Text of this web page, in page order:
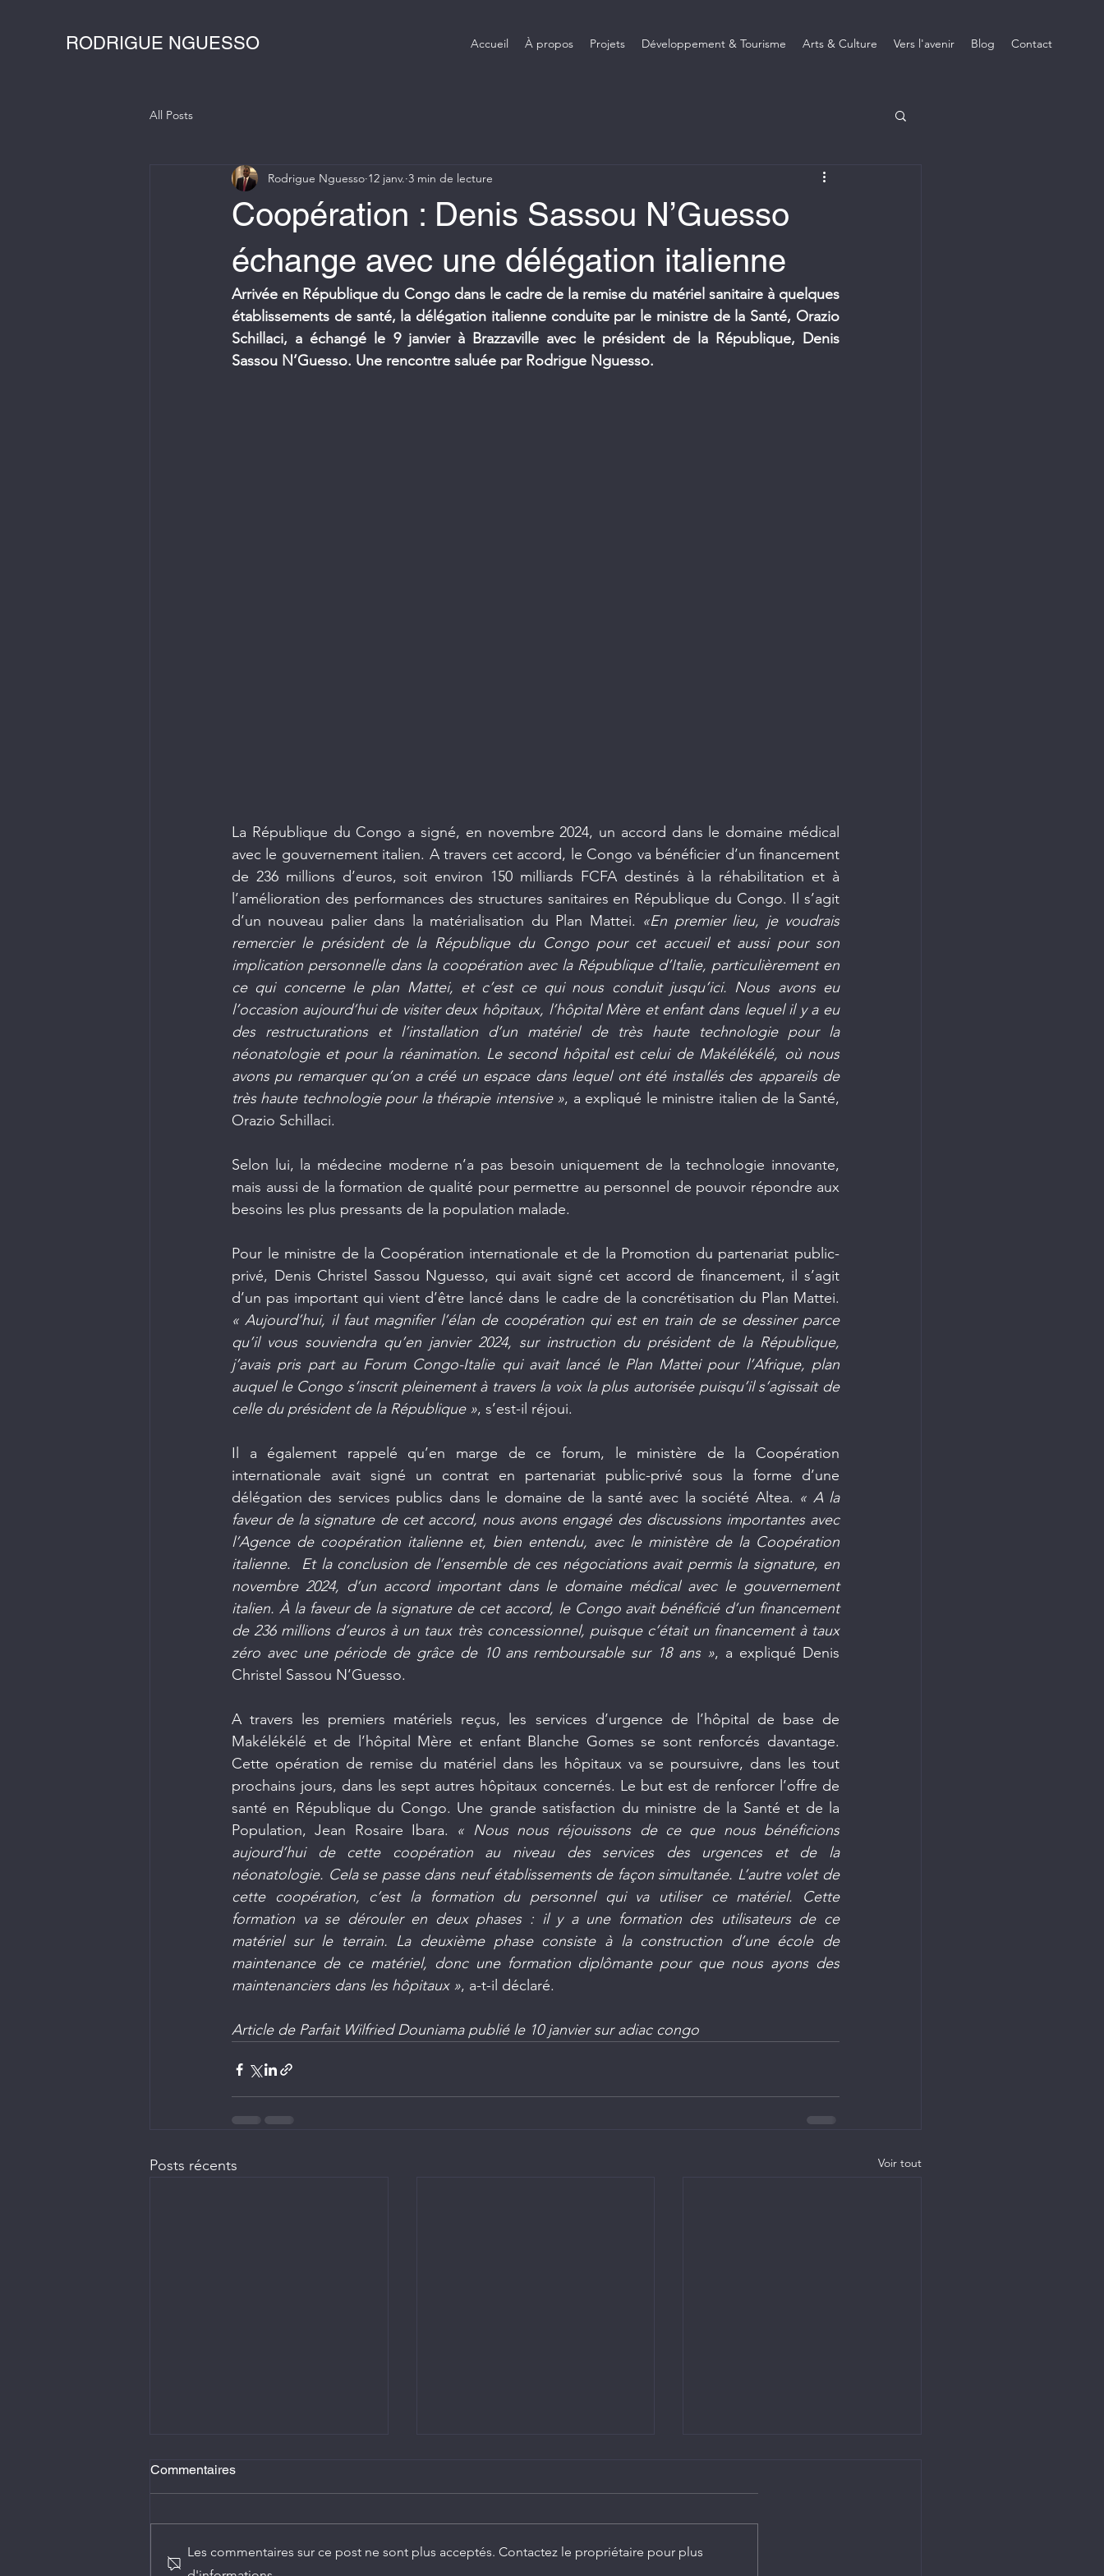
RODRIGUE NGUESSO Accueil À propos Projets Développement & Tourisme Arts & Culture Vers l'avenir Blog Contact
All Posts
Coopération : Denis Sassou N’Guesso
échange avec une délégation italienne
Rodrigue Nguesso 12 janv. 3 min de lecture
Arrivée en République du Congo dans le cadre de la remise du matériel sanitaire à quelques
établissements de santé, la délégation italienne conduite par le ministre de la Santé, Orazio
Schillaci, a échangé le 9 janvier à Brazzaville avec le président de la République, Denis
Sassou N’Guesso. Une rencontre saluée par Rodrigue Nguesso.
La République du Congo a signé, en novembre 2024, un accord dans le domaine médical
avec le gouvernement italien. A travers cet accord, le Congo va bénéficier d’un financement
de 236 millions d’euros, soit environ 150 milliards FCFA destinés à la réhabilitation et à
l’amélioration des performances des structures sanitaires en République du Congo. Il s’agit
d’un nouveau palier dans la matérialisation du Plan Mattei. «En premier lieu, je voudrais
remercier le président de la République du Congo pour cet accueil et aussi pour son
implication personnelle dans la coopération avec la République d’Italie, particulièrement en
ce qui concerne le plan Mattei, et c’est ce qui nous conduit jusqu’ici. Nous avons eu
l’occasion aujourd’hui de visiter deux hôpitaux, l’hôpital Mère et enfant dans lequel il y a eu
des restructurations et l’installation d’un matériel de très haute technologie pour la
néonatologie et pour la réanimation. Le second hôpital est celui de Makélékélé, où nous
avons pu remarquer qu’on a créé un espace dans lequel ont été installés des appareils de
très haute technologie pour la thérapie intensive », a expliqué le ministre italien de la Santé,
Orazio Schillaci.
Selon lui, la médecine moderne n’a pas besoin uniquement de la technologie innovante,
mais aussi de la formation de qualité pour permettre au personnel de pouvoir répondre aux
besoins les plus pressants de la population malade.
Pour le ministre de la Coopération internationale et de la Promotion du partenariat public-
privé, Denis Christel Sassou Nguesso, qui avait signé cet accord de financement, il s’agit
« Aujourd’hui, il faut magnifier l’élan de coopération qui est en train de se dessiner parce
qu’il vous souviendra qu’en janvier 2024, sur instruction du président de la République,
j’avais pris part au Forum Congo-Italie qui avait lancé le Plan Mattei pour l’Afrique, plan
auquel le Congo s’inscrit pleinement à travers la voix la plus autorisée puisqu’il s’agissait de
celle du président de la République », s’est-il réjoui.
Il a également rappelé qu’en marge de ce forum, le ministère de la Coopération
internationale avait signé un contrat en partenariat public-privé sous la forme d’une
délégation des services publics dans le domaine de la santé avec la société Altea. « A la
faveur de la signature de cet accord, nous avons engagé des discussions importantes avec
l’Agence de coopération italienne et, bien entendu, avec le ministère de la Coopération
italienne.  Et la conclusion de l’ensemble de ces négociations avait permis la signature, en
novembre 2024, d’un accord important dans le domaine médical avec le gouvernement
italien. À la faveur de la signature de cet accord, le Congo avait bénéficié d’un financement
de 236 millions d’euros à un taux très concessionnel, puisque c’était un financement à taux
zéro avec une période de grâce de 10 ans remboursable sur 18 ans », a expliqué Denis
Christel Sassou N’Guesso.
A travers les premiers matériels reçus, les services d’urgence de l’hôpital de base de
Makélékélé et de l’hôpital Mère et enfant Blanche Gomes se sont renforcés davantage.
Cette opération de remise du matériel dans les hôpitaux va se poursuivre, dans les tout
prochains jours, dans les sept autres hôpitaux concernés. Le but est de renforcer l’offre de
santé en République du Congo. Une grande satisfaction du ministre de la Santé et de la
Population, Jean Rosaire Ibara. « Nous nous réjouissons de ce que nous bénéficions
aujourd’hui de cette coopération au niveau des services des urgences et de la
néonatologie. Cela se passe dans neuf établissements de façon simultanée. L’autre volet de
cette coopération, c’est la formation du personnel qui va utiliser ce matériel. Cette
formation va se dérouler en deux phases : il y a une formation des utilisateurs de ce
matériel sur le terrain. La deuxième phase consiste à la construction d’une école de
maintenance de ce matériel, donc une formation diplômante pour que nous ayons des
maintenanciers dans les hôpitaux », a-t-il déclaré.
Article de Parfait Wilfried Douniama publié le 10 janvier sur adiac congo
Posts récents Voir tout
Commentaires
Les commentaires sur ce post ne sont plus acceptés. Contactez le propriétaire pour plus